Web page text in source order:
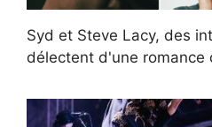
Syd et Steve Lacy, des
délectent d'une romance